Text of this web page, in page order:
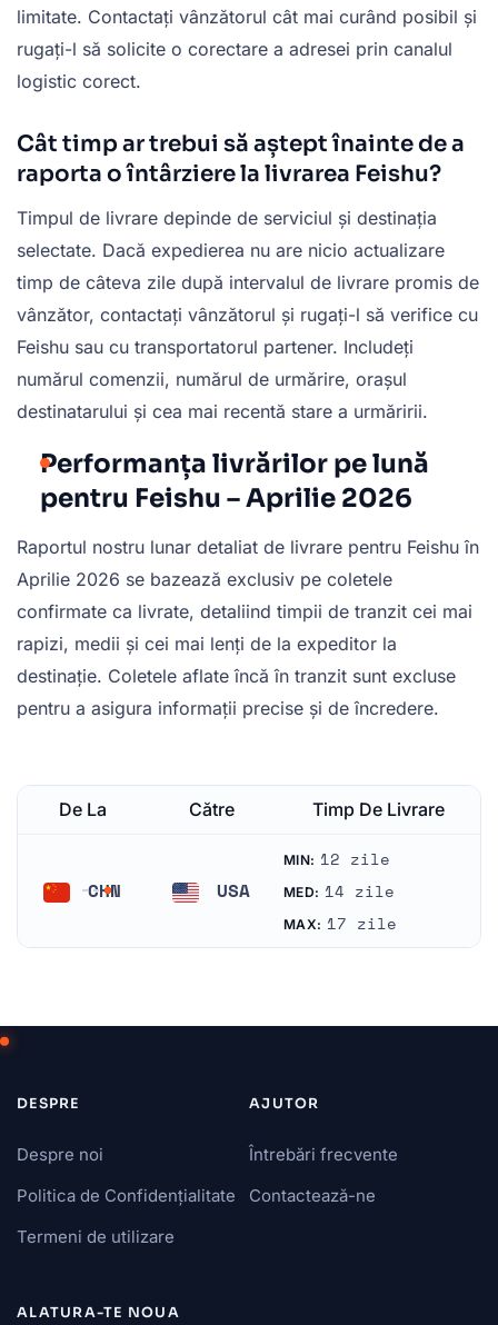
limitate. Contactați vânzătorul cât mai curând posibil și
rugați-l să solicite o corectare a adresei prin canalul
logistic corect.
Cât timp ar trebui să aștept înainte de a
raporta o întârziere la livrarea Feishu?
Timpul de livrare depinde de serviciul și destinația
selectate. Dacă expedierea nu are nicio actualizare
timp de câteva zile după intervalul de livrare promis de
vânzător, contactați vânzătorul și rugați-l să verifice cu
Feishu sau cu transportatorul partener. Includeți
numărul comenzii, numărul de urmărire, orașul
destinatarului și cea mai recentă stare a urmăririi.
Performanța livrărilor pe lună
pentru Feishu – Aprilie 2026
Raportul nostru lunar detaliat de livrare pentru Feishu în
Aprilie 2026 se bazează exclusiv pe coletele
confirmate ca livrate, detaliind timpii de tranzit cei mai
rapizi, medii și cei mai lenți de la expeditor la
destinație. Coletele aflate încă în tranzit sunt excluse
pentru a asigura informații precise și de încredere.
De La Către Timp De Livrare
CHN USA
MIN: 12 zile
MED: 14 zile
MAX: 17 zile
DESPRE
Despre noi
Politica de Confidențialitate
Termeni de utilizare
AJUTOR
Întrebări frecvente
Contactează-ne
ALATURA-TE NOUA